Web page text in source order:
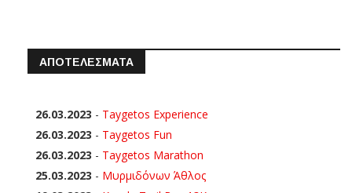
ΑΠΟΤΕΛΕΣΜΑΤΑ
26.03.2023 - Taygetos Experience
26.03.2023 - Taygetos Fun
26.03.2023 - Taygetos Marathon
25.03.2023 - Μυρμιδόνων Άθλος